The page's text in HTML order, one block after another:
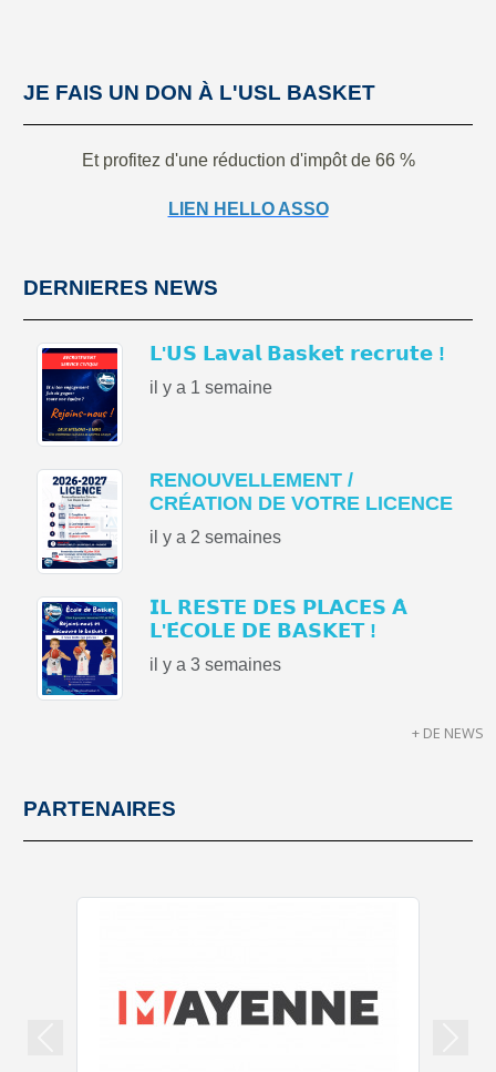
JE FAIS UN DON À L'USL BASKET
Et profitez d'une réduction d'impôt de 66 %
LIEN HELLO ASSO
DERNIERES NEWS
𝗟'𝗨𝗦 𝗟𝗮𝘃𝗮𝗹 𝗕𝗮𝘀𝗸𝗲𝘁 𝗿𝗲𝗰𝗿𝘂𝘁𝗲 !
il y a 1 semaine
RENOUVELLEMENT /
CRÉATION DE VOTRE LICENCE
il y a 2 semaines
𝗜𝗟 𝗥𝗘𝗦𝗧𝗘 𝗗𝗘𝗦 𝗣𝗟𝗔𝗖𝗘𝗦 𝗔̀
𝗟'𝗘́𝗖𝗢𝗟𝗘 𝗗𝗘 𝗕𝗔𝗦𝗞𝗘𝗧 !
il y a 3 semaines
+ DE NEWS
PARTENAIRES